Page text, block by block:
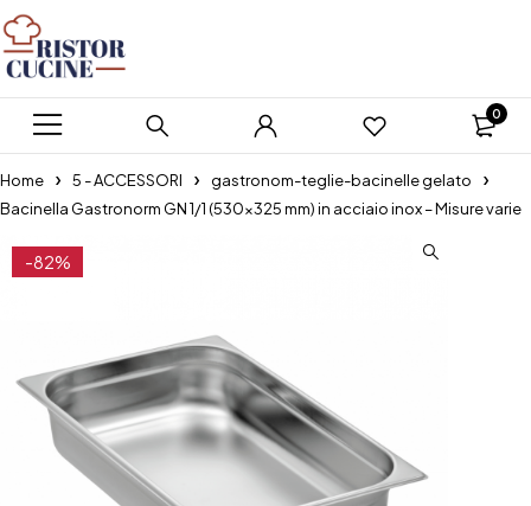
0
Home 5 - ACCESSORI
gastronom-teglie-bacinelle gelato
Bacinella Gastronorm GN 1/1 (530×325 mm) in acciaio inox – Misure varie
-82%